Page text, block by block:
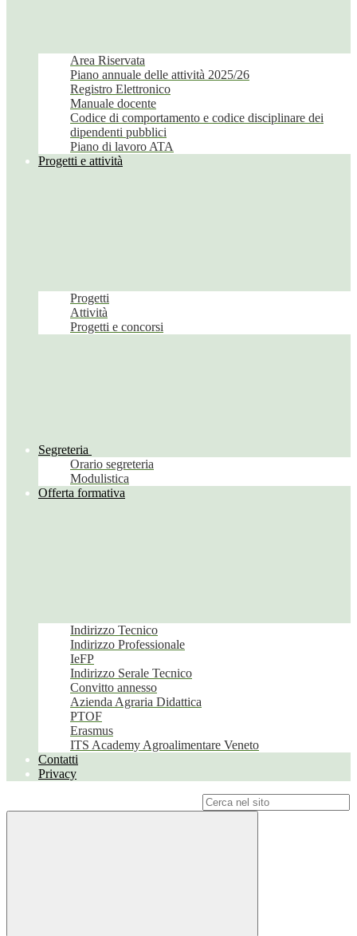
Area Riservata
Piano annuale delle attività 2025/26
Registro Elettronico
Manuale docente
Codice di comportamento e codice disciplinare dei
dipendenti pubblici
Piano di lavoro ATA
Progetti e attività
Progetti
Attività
Progetti e concorsi
Segreteria
Orario segreteria
Modulistica
Offerta formativa
Indirizzo Tecnico
Indirizzo Professionale
IeFP
Indirizzo Serale Tecnico
Convitto annesso
Azienda Agraria Didattica
PTOF
Erasmus
ITS Academy Agroalimentare Veneto
Contatti
Privacy